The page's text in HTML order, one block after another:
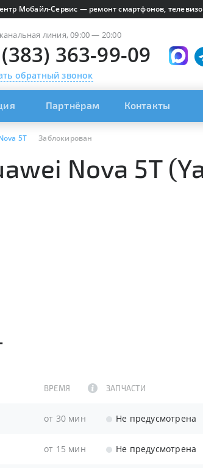
Мобайл-Сервис — ремонт смартфонов,
линия, 09:00 — 20:00
363-99-09
обратный звонок
Партнёрам Контакты
5T Заблокирован
Nova 5T
ВРЕМЯ ЗАПЧАСТИ
от 30 мин Не предусмотрена
от 15 мин Не предусмотрена